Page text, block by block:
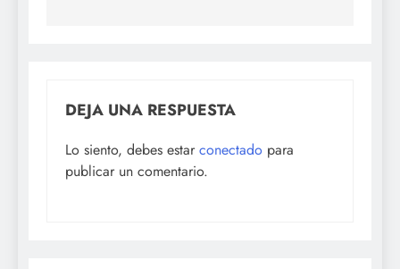
DEJA UNA RESPUESTA
Lo siento, debes estar conectado para
publicar un comentario.